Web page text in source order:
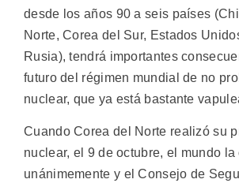
desde los años 90 a seis países
Norte, Corea del Sur, Estados
Rusia), tendrá importantes
futuro del régimen mundial de no
nuclear, que ya está bastante
Cuando Corea del Norte realizó su
nuclear, el 9 de octubre, el mundo la
unánimemente y el Consejo de